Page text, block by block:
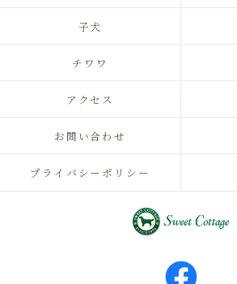
子犬
チワワ
アクセス
お問い合わせ
プライバシーポリシー